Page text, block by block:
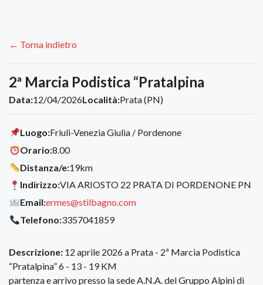
← Torna indietro
2ª Marcia Podistica “Pratalpina
Data:12/04/2026Località:Prata (PN)
Luogo:Friuli-Venezia Giulia / Pordenone
Orario:8.00
Distanza/e:19km
Indirizzo:VIA ARIOSTO 22 PRATA DI PORDENONE PN
Email:ermes@stilbagno.com
Telefono:3357041859
Descrizione: 12 aprile 2026 a Prata - 2ª Marcia Podistica
“Pratalpina” 6 - 13 - 19 KM
partenza e arrivo presso la sede A.N.A. del Gruppo Alpini di